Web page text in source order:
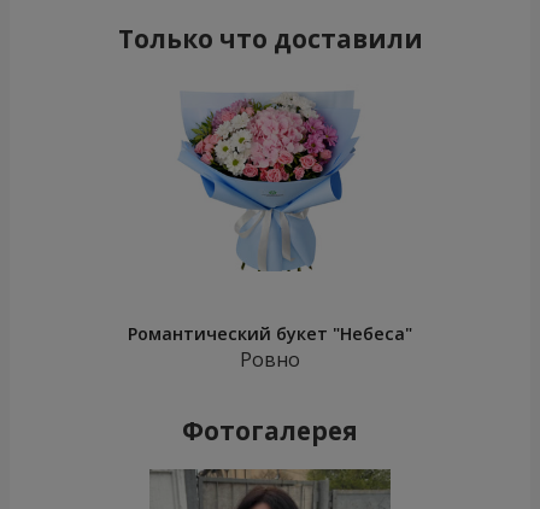
Только что доставили
Романтический букет "Небеса"
Ровно
Фотогалерея